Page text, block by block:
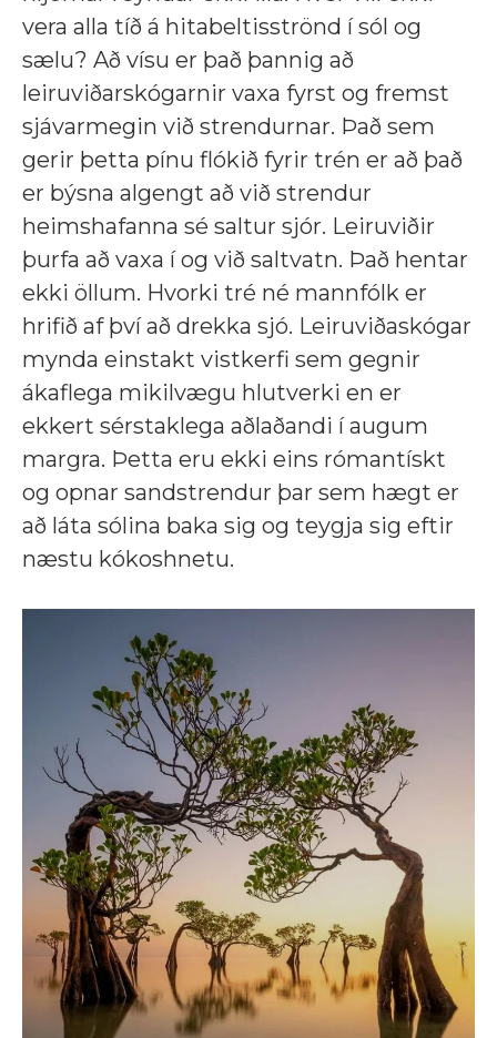
vera alla tíð á hitabeltisströnd í sól og
sælu? Að vísu er það þannig að
leiruviðarskógarnir vaxa fyrst og fremst
sjávarmegin við strendurnar. Það sem
gerir þetta pínu flókið fyrir trén er að það
er býsna algengt að við strendur
heimshafanna sé saltur sjór. Leiruviðir
þurfa að vaxa í og við saltvatn. Það hentar
ekki öllum. Hvorki tré né mannfólk er
hrifið af því að drekka sjó. Leiruviðaskógar
mynda einstakt vistkerfi sem gegnir
ákaflega mikilvægu hlutverki en er
ekkert sérstaklega aðlaðandi í augum
margra. Þetta eru ekki eins rómantískt
og opnar sandstrendur þar sem hægt er
að láta sólina baka sig og teygja sig eftir
næstu kókoshnetu.